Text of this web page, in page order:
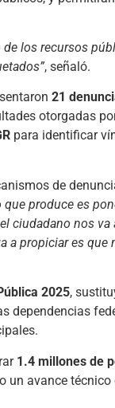
los recursos
, señaló.
21
otorgadas
para identificar
de
que produce es
ciudadano nos va
a propiciar es que
2025,
dependencias
1.4 millones de
un avance técnico